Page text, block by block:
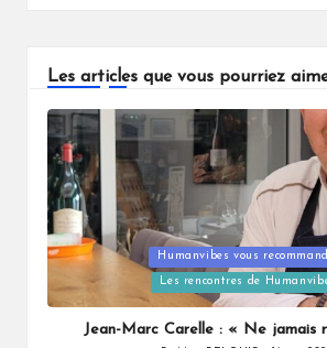
Les articles que vous pourriez
Posted
in
Humanvibes vous
Les rencontres de
Jean-Marc Carelle : « Ne jamais